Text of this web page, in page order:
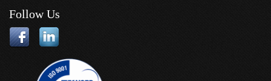
Follow Us